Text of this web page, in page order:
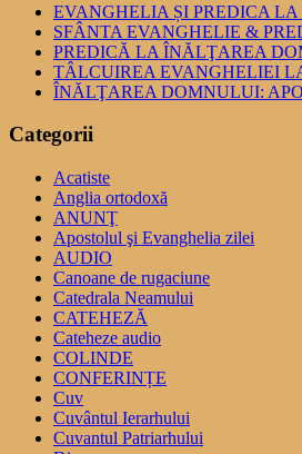
EVANGHELIA ȘI PREDICA LA
SFÂNTA EVANGHELIE &
PREDICĂ LA ÎNĂLŢAREA
TÂLCUIREA EVANGHELIEI
ÎNĂLŢAREA DOMNULUI:
Categorii
Acatiste
Anglia ortodoxă
ANUNŢ
Apostolul şi Evanghelia zilei
AUDIO
Canoane de rugaciune
Catedrala Neamului
CATEHEZĂ
Cateheze audio
COLINDE
CONFERINȚE
Cuv
Cuvântul Ierarhului
Cuvantul Patriarhului